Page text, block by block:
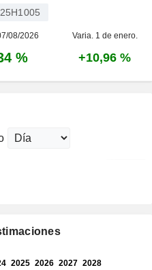
08/2026 Varia. 1 de enero.
% +10,96 %